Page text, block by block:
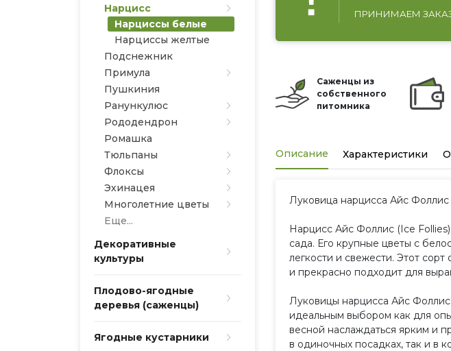
Нарцисс
Нарциссы белые
Нарциссы желтые
Подснежник
Примула
Пушкиния
Ранункулюс
Рододендрон
Ромашка
Тюльпаны
Флоксы
Эхинацея
Многолетние цветы
Еще...
Декоративные
культуры
Плодово-ягодные
деревья (саженцы)
Ягодные кустарники
ПРИНИМАЕМ
Саженцы из
собственного
питомника
Описание Характеристики
Луковица нарцисса Айс Фоллис
Нарцисс Айс Фоллис (Ice
сада. Его крупные цветы с
легкости и свежести. Этот
и прекрасно подходит для
Луковицы нарцисса Айс
идеальным выбором как для
весной наслаждаться ярким и
в одиночных посадках, так и в